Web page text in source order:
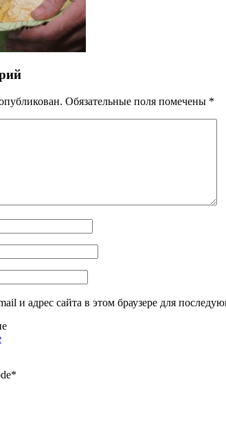
Обязательные поля помечены *
и адрес сайта в этом браузере для
*